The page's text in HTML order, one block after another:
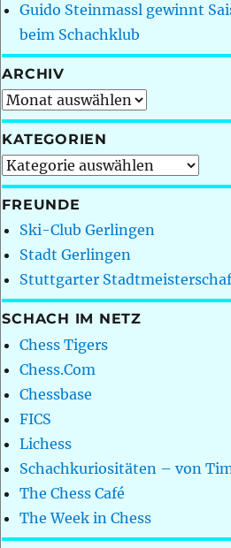
Guido Steinmassl gewinnt
beim Schachklub
ARCHIV
Archiv
KATEGORIEN
Kategorien
FREUNDE
Ski-Club Gerlingen
Stadt Gerlingen
Stuttgarter
SCHACH IM NETZ
Chess Tigers
Chess.Com
Chessbase
FICS
Lichess
Schachkuriositäten – von
The Chess Café
The Week in Chess